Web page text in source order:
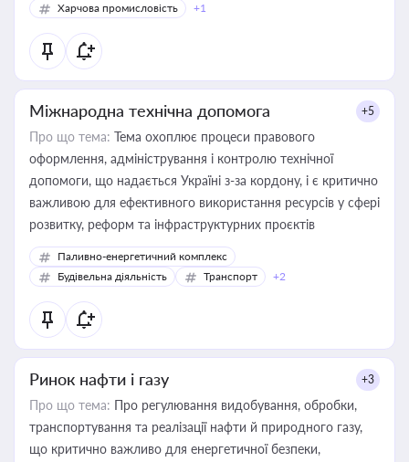
Харчова промисловість
+1
Міжнародна технічна допомога +5
Про що тема: Тема охоплює процеси правового
оформлення, адміністрування і контролю технічної
допомоги, що надається Україні з-за кордону, і є критично
важливою для ефективного використання ресурсів у сфері
розвитку, реформ та інфраструктурних проєктів
Паливно-енергетичний комплекс
Будівельна діяльність
Транспорт +2
Ринок нафти і газу +3
Про що тема: Про регулювання видобування, обробки,
транспортування та реалізації нафти й природного газу,
що критично важливо для енергетичної безпеки,